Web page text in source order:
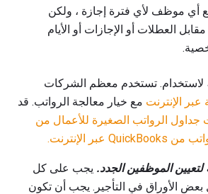
أي موظف لأي فترة إجازة ، ولكن
العطلات أو الإجازات أو الأيام
لاستخدام. تستخدم معظم الشركات
الإنترنت مع خيار معالجة الرواتب. قد
جداول الرواتب الصغيرة للأعمال من
QuickBooks عبر الإنترنت.
لتعيين الموظفين الجدد. يجب على كل
الأوراق في التأجير. يجب أن تكون